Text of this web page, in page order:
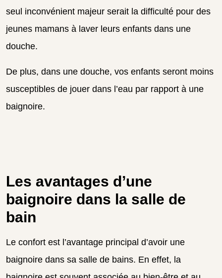
seul inconvénient majeur serait la difficulté pour des
jeunes mamans à laver leurs enfants dans une
douche.
De plus, dans une douche, vos enfants seront moins
susceptibles de jouer dans l’eau par rapport à une
baignoire.
Les avantages d’une
baignoire dans la salle de
bain
Le confort est l’avantage principal d’avoir une
baignoire dans sa salle de bains. En effet, la